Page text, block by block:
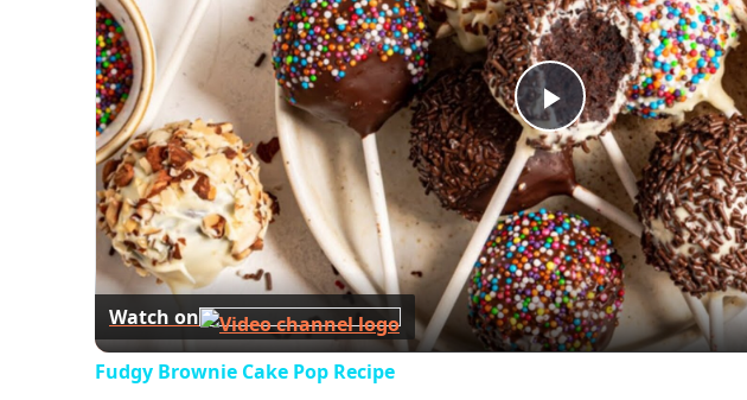
Play
Video
Watch on
Fudgy Brownie Cake Pop Recipe